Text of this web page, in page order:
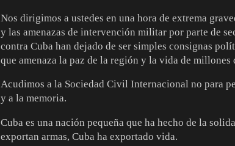
Nos dirigimos a ustedes en una hora de extrema
y las amenazas de intervención militar por parte de
contra Cuba han dejado de ser simples consignas
que amenaza la paz de la región y la vida de millones
Acudimos a la Sociedad Civil Internacional no para
y a la memoria.
Cuba es una nación pequeña que ha hecho de la
exportan armas, Cuba ha exportado vida.